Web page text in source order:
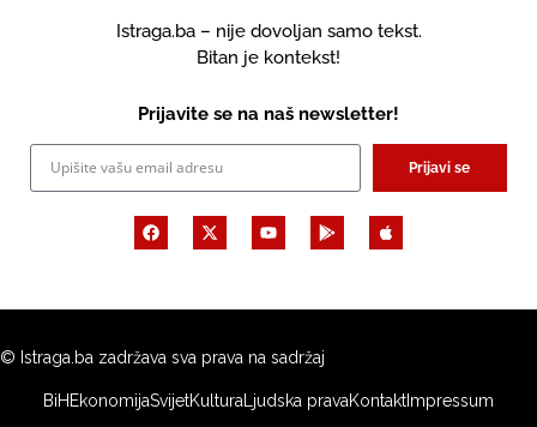
Istraga.ba – nije dovoljan samo tekst.
Bitan je kontekst!
Prijavite se na naš newsletter!
Prijavi se
© Istraga.ba zadržava sva prava na sadržaj
BiHEkonomijaSvijetKulturaLjudska pravaKontaktImpressum